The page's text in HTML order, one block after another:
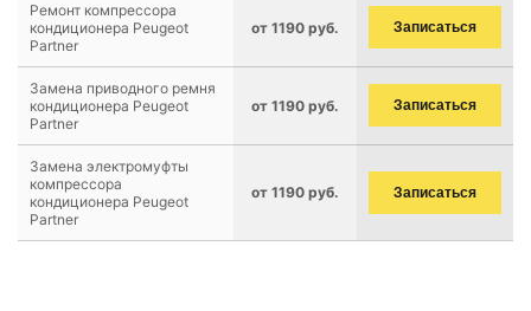
Ремонт компрессора
кондиционера Peugeot
Partner
от 1190 руб. Записаться
Замена приводного ремня
кондиционера Peugeot
Partner
от 1190 руб. Записаться
Замена электромуфты
компрессора
кондиционера Peugeot
Partner
от 1190 руб. Записаться